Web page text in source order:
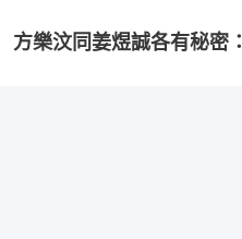
方樂汶同姜煜誠各有秘密：